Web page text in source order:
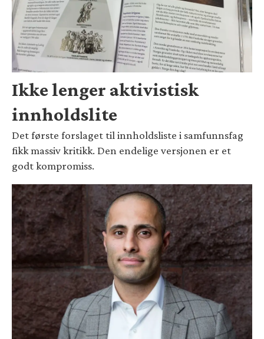
Ikke lenger aktivistisk
innholdslite
Det første forslaget til innholdsliste i samfunnsfag
fikk massiv kritikk. Den endelige versjonen er et
godt kompromiss.